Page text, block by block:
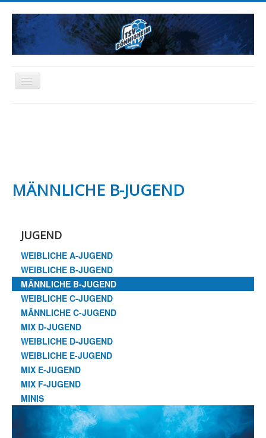
Toggle
Navigation
MÄNNLICHE B-JUGEND
JUGEND
WEIBLICHE A-JUGEND
WEIBLICHE B-JUGEND
MÄNNLICHE B-JUGEND
WEIBLICHE C-JUGEND
MÄNNLICHE C-JUGEND
MIX D-JUGEND
WEIBLICHE D-JUGEND
WEIBLICHE E-JUGEND
MIX E-JUGEND
MIX F-JUGEND
MINIS